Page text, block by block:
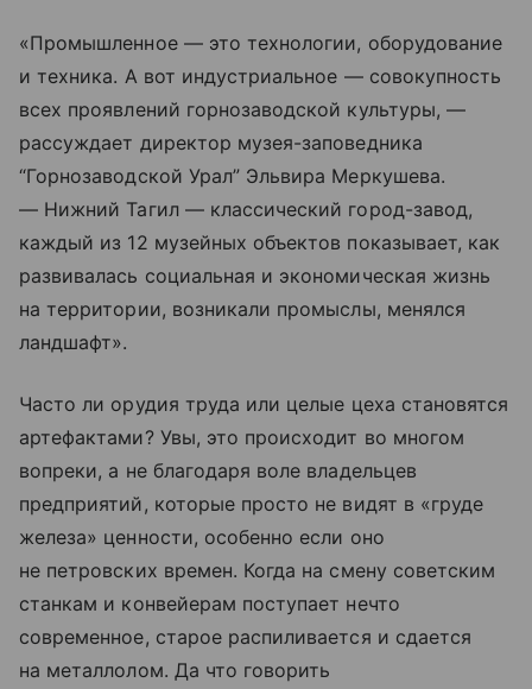
«Промышленное — это технологии, оборудование
и техника. А вот индустриальное — совокупность
всех проявлений горнозаводской культуры, —
рассуждает директор музея-заповедника
“Горнозаводской Урал” Эльвира Меркушева.
— Нижний Тагил — классический город-завод,
каждый из 12 музейных объектов показывает, как
развивалась социальная и экономическая жизнь
на территории, возникали промыслы, менялся
ландшафт».
Часто ли орудия труда или целые цеха становятся
артефактами? Увы, это происходит во многом
вопреки, а не благодаря воле владельцев
предприятий, которые просто не видят в «груде
железа» ценности, особенно если оно
не петровских времен. Когда на смену советским
станкам и конвейерам поступает нечто
современное, старое распиливается и сдается
на металлолом. Да что говорить